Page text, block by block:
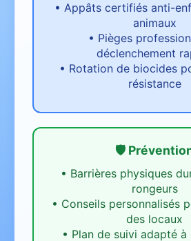
• Appâts certifiés anti-
animaux
• Pièges
déclenchement
• Rotation de biocides
résistance
🛡️
• Barrières physiques
rongeurs
• Conseils personnalisés
des locaux
• Plan de suivi adapté à